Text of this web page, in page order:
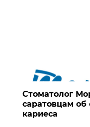
Стоматолог
саратовцам об
кариеса